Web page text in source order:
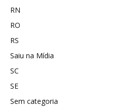
RN
RO
RS
Saiu na Mídia
SC
SE
Sem categoria